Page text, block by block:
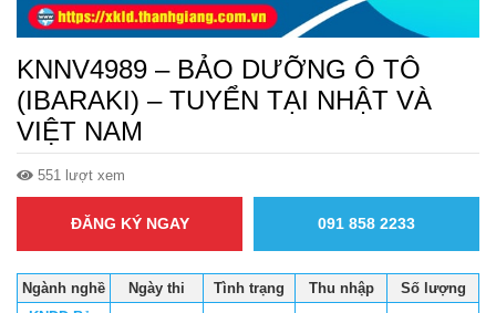
KNNV4989 – BẢO DƯỠNG Ô TÔ
(IBARAKI) – TUYỂN TẠI NHẬT VÀ
VIỆT NAM
551 lượt xem
ĐĂNG KÝ NGAY 091 858 2233
Ngành nghề Ngày thi Tình trạng Thu nhập
Số lượng